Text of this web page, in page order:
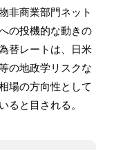
非商業部門ネット
の投機的な動きの
替レートは、日米
の地政学リスクな
場の方向性として
ると目される。